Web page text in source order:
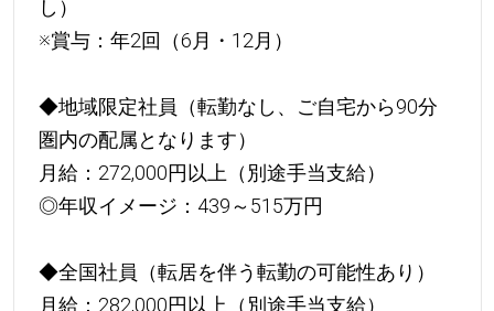
し）
※賞与：年2回（6月・12月）
◆地域限定社員（転勤なし、ご自宅から90分
圏内の配属となります）
月給：272,000円以上（別途手当支給）
◎年収イメージ：439～515万円
◆全国社員（転居を伴う転勤の可能性あり）
月給：282,000円以上（別途手当支給）